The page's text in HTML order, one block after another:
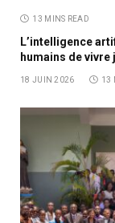
13 MINS READ
L’intelligence
humains de vivre
18 JUIN 2026 13